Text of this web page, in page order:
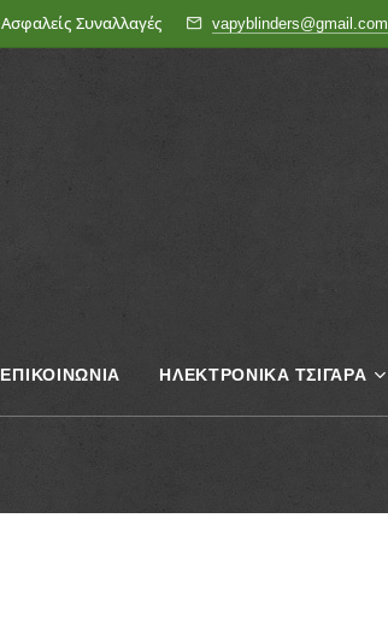
Ασφαλείς Συναλλαγές vapyblinders@gmail.com
ΕΠΙΚΟΙΝΩΝΊΑ ΗΛΕΚΤΡΟΝΙΚΑ ΤΣΙΓΑΡΑ